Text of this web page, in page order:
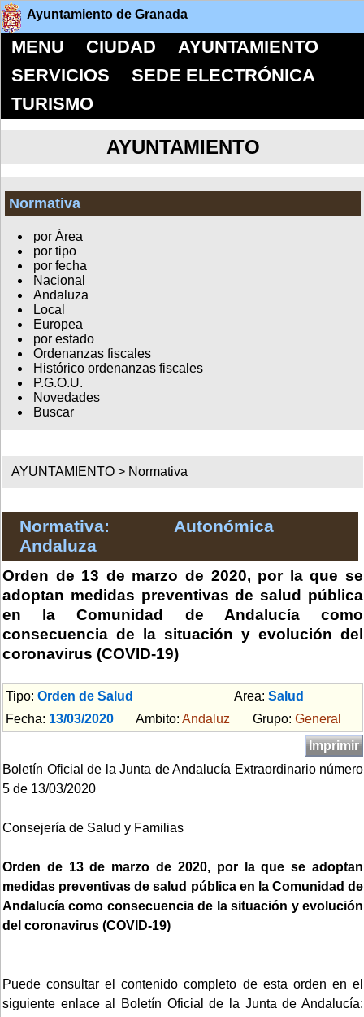
Ayuntamiento de Granada
MENU CIUDAD
AYUNTAMIENTO
SERVICIOS
SEDE ELECTRÓNICA
TURISMO
AYUNTAMIENTO
Normativa
por Área
por tipo
por fecha
Nacional
Andaluza
Local
Europea
por estado
Ordenanzas fiscales
Histórico ordenanzas fiscales
P.G.O.U.
Novedades
Buscar
AYUNTAMIENTO > Normativa
Normativa: Autonómica
Andaluza
Orden de 13 de marzo de 2020, por la que se
adoptan medidas preventivas de salud pública
en la Comunidad de Andalucía como
consecuencia de la situación y evolución del
coronavirus (COVID-19)
Tipo: Orden de Salud Area: Salud
Fecha: 13/03/2020 Ambito: Andaluz Grupo: General
Imprimir
Boletín Oficial de la Junta de Andalucía Extraordinario número
5 de 13/03/2020
Consejería de Salud y Familias
Orden de 13 de marzo de 2020, por la que se adoptan
medidas preventivas de salud pública en la Comunidad de
Andalucía como consecuencia de la situación y evolución
del coronavirus (COVID-19)
Puede consultar el contenido completo de esta orden en el
siguiente enlace al Boletín Oficial de la Junta de Andalucía: